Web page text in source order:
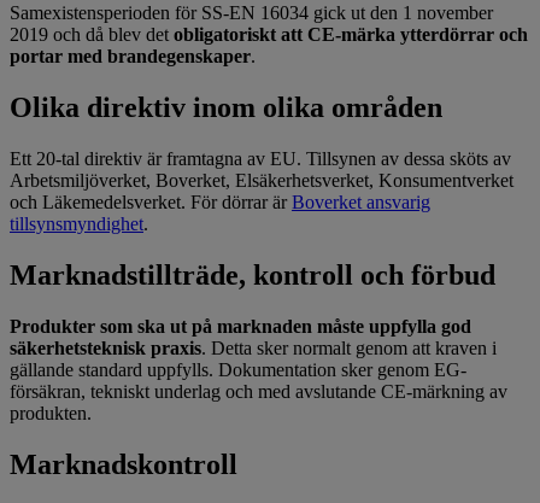
Samexistensperioden för SS-EN 16034 gick ut den 1 november
2019 och då blev det obligatoriskt att CE-märka ytterdörrar och
portar med brandegenskaper.
Olika direktiv inom olika områden
Ett 20-tal direktiv är framtagna av EU. Tillsynen av dessa sköts av
Arbetsmiljöverket, Boverket, Elsäkerhetsverket, Konsumentverket
och Läkemedelsverket. För dörrar är Boverket ansvarig
tillsynsmyndighet.
Marknadstillträde, kontroll och förbud
Produkter som ska ut på marknaden måste uppfylla god
säkerhetsteknisk praxis. Detta sker normalt genom att kraven i
gällande standard uppfylls. Dokumentation sker genom EG-
försäkran, tekniskt underlag och med avslutande CE-märkning av
produkten.
Marknadskontroll